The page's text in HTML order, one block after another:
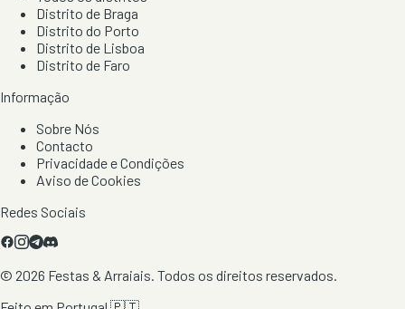
Distrito de Braga
Distrito do Porto
Distrito de Lisboa
Distrito de Faro
Informação
Sobre Nós
Contacto
Privacidade e Condições
Aviso de Cookies
Redes Sociais
© 2026 Festas & Arraiais. Todos os direitos reservados.